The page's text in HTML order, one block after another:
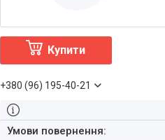
Купити
+380 (96) 195-40-21